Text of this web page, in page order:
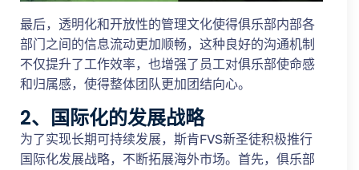
最后，透明化和开放性的管理文化使得俱乐部内部各
部门之间的信息流动更加顺畅，这种良好的沟通机制
不仅提升了工作效率，也增强了员工对俱乐部使命感
和归属感，使得整体团队更加团结向心。
2、国际化的发展战略
为了实现长期可持续发展，斯肯FVS新圣徒积极推行
国际化发展战略，不断拓展海外市场。首先，俱乐部